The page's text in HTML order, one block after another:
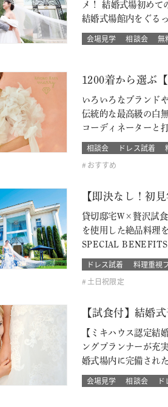
メ！ 結婚式場初め
結婚式場館内をぐる
会場見学 相談会 無
1200着から選ぶ
いろいろなブランド
伝統的な最高級の白
コーディネーターと
相談会 ドレス試着
おすすめ
【即決なし！初
貸切邸宅W×贅沢試
を使用した絶品料理
SPECIAL
ドレス試着 料理重視
土日祝限定
【試食付】結婚
【ミキハウス認定結
ングプランナーが充
婚式場内に完備され
会場見学 相談会 ド